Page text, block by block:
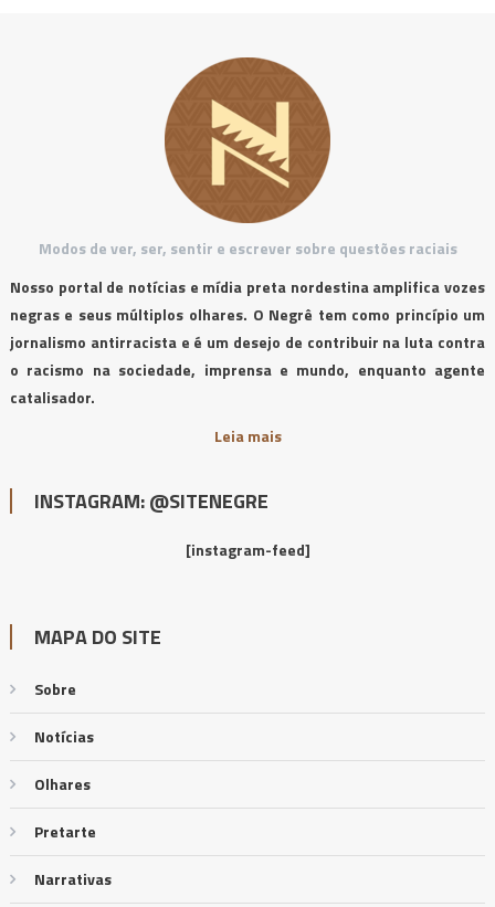
Modos de ver, ser, sentir e escrever sobre questões raciais
Nosso portal de notícias e mídia preta nordestina amplifica vozes
negras e seus múltiplos olhares. O Negrê tem como princípio um
jornalismo antirracista e é um desejo de contribuir na luta contra
o racismo na sociedade, imprensa e mundo, enquanto agente
catalisador.
Leia mais
INSTAGRAM: @SITENEGRE
[instagram-feed]
MAPA DO SITE
Sobre
Notícias
Olhares
Pretarte
Narrativas